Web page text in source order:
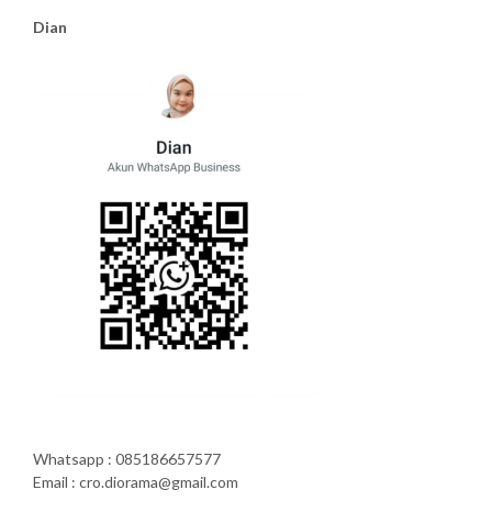
Dian
Whatsapp : 085186657577
Email : cro.diorama@gmail.com